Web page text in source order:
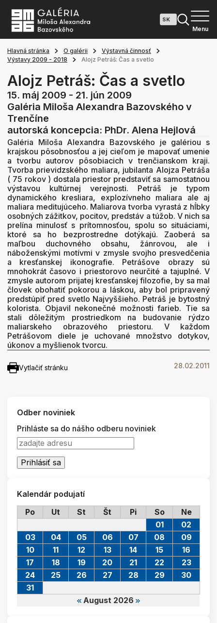
Menu
Hlavná stránka O galérii
Výstavná činnosť
Výstavy 2009 - 2018
Alojz Petráš: Čas a svetlo
Alojz Petráš: Čas a svetlo
15. máj 2009 - 21. jún 2009
Galéria Miloša Alexandra Bazovského v
Trenčíne
autorská koncepcia: PhDr. Alena Hejlová
Galéria Miloša Alexandra Bazovského je galériou s
krajskou pôsobnosťou a jej cieľom je mapovať umenie
a tvorbu autorov pôsobiacich v trenčianskom kraji.
Tvorba prievidzského maliara, jubilanta Alojza Petráša
( 75 rokov ) dostala priestor predstaviť sa samostatnou
výstavou kultúrnej verejnosti. Petráš je typom
dynamického kresliara, explozívneho maliara ale aj
maliara meditujúceho. Maliarova tvorba vyrastá z hĺbky
osobných zážitkov, pocitov, predstáv a túžob. V nich sa
prelína minulosť s prítomnosťou, spolu so situáciami,
ktoré sa ho bezprostredne dotýkajú. Zaoberá sa
maľbou duchovného obsahu, žánrovou, ale i
náboženskými motívmi v zmysle svojho presvedčenia
a kresťanskej ikonografie. Petrášove obrazy sú
mnohokrát časovo i priestorovo neurčité a tajuplné. V
zmysle autorom prijatej kresťanskej filozofie, by sa mal
človek obohatiť pokorou a láskou, aby bol pripravený
predstúpiť pred svetlo Najvyššieho. Petráš je bytostný
kolorista. Objavil nekonečné možnosti farieb. Tie sa
stali dôležitým prostriedkom na budovanie rýdzo
maliarskeho obrazového priestoru. V každom
Petrášovom diele je uchované množstvo dotykov,
úkonov a myšlienok tvorcu.
Vytlačiť stránku 28.02.2011
Odber noviniek
Prihláste sa do nášho odberu noviniek
Kalendár podujatí
Po
Ut St Št Pi So Ne
August 2026
01
02
03
04 05 06 07 08
09
10
11 12 13 14 15
16
17
18 19 20 21 22
23
24
25 26 27 28 29
30
31